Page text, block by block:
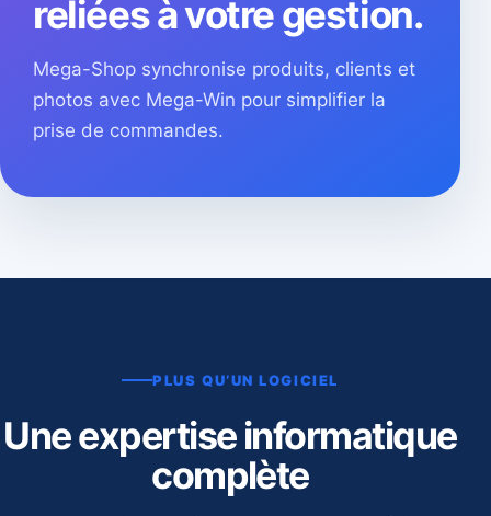
reliées à votre gestion.
Mega-Shop synchronise produits, clients et
photos avec Mega-Win pour simplifier la
prise de commandes.
PLUS QU’UN LOGICIEL
Une expertise informatique
complète